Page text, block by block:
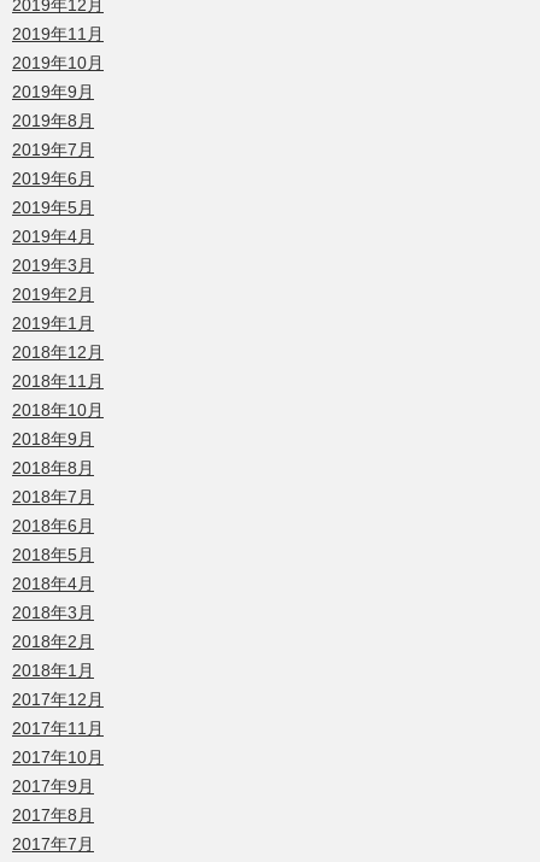
2019年12月
2019年11月
2019年10月
2019年9月
2019年8月
2019年7月
2019年6月
2019年5月
2019年4月
2019年3月
2019年2月
2019年1月
2018年12月
2018年11月
2018年10月
2018年9月
2018年8月
2018年7月
2018年6月
2018年5月
2018年4月
2018年3月
2018年2月
2018年1月
2017年12月
2017年11月
2017年10月
2017年9月
2017年8月
2017年7月